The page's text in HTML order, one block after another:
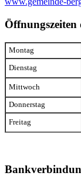
Öffnungszeiten
Montag
Dienstag
Mittwoch
Donnerstag
Freitag